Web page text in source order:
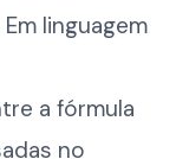
linguagem
a fórmula
no